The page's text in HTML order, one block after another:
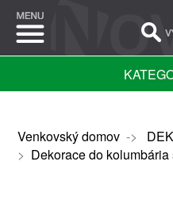
Venkovský domov->
> Dekorace do